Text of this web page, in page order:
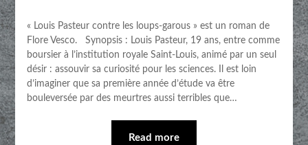
« Louis Pasteur contre les loups-garous » est un roman de
Flore Vesco. Synopsis : Louis Pasteur, 19 ans, entre comme
boursier à l’institution royale Saint-Louis, animé par un seul
désir : assouvir sa curiosité pour les sciences. Il est loin
d’imaginer que sa première année d’étude va être
bouleversée par des meurtres aussi terribles que…
Read more